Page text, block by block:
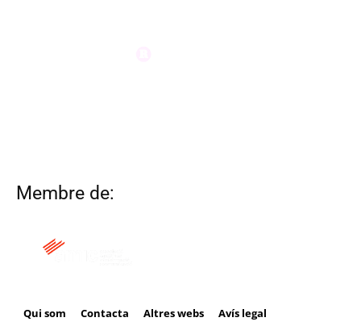
Membre de:
Qui som Contacta Altres webs Avís legal